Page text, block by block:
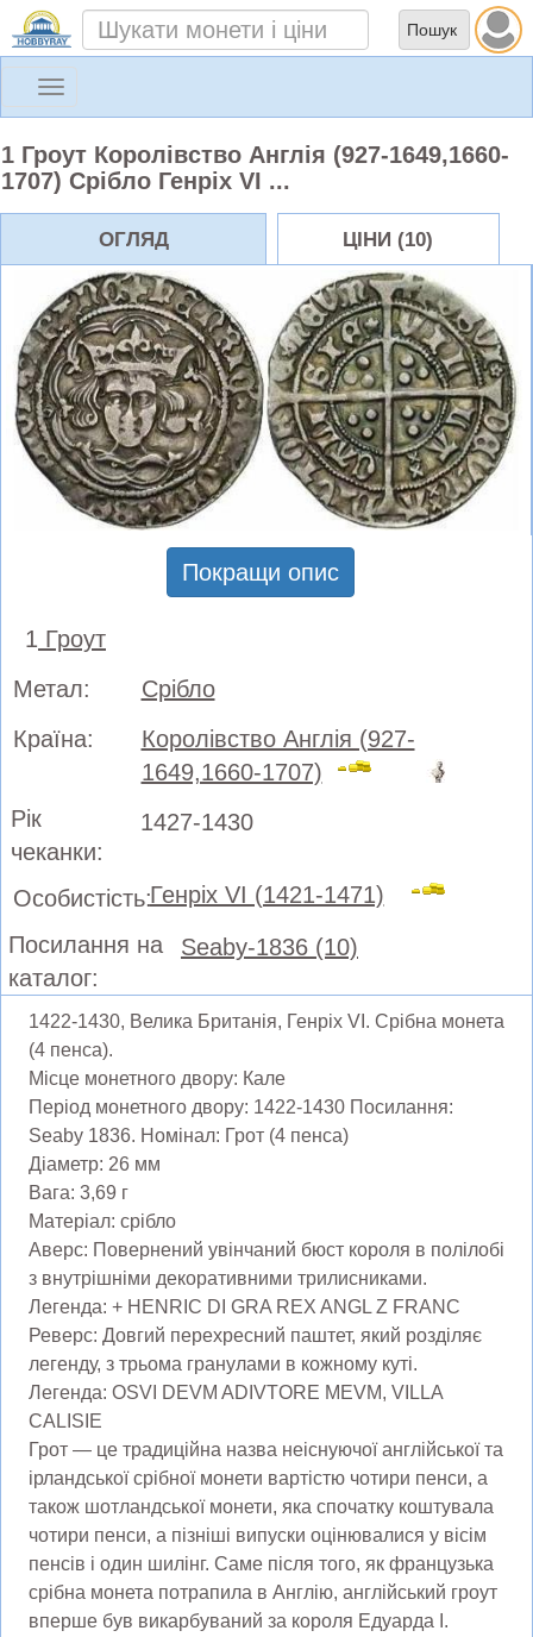
Toggle
1 Гроут Королівство Англія (927-1649,1660-
1707) Срібло Генріх VI ...
ОГЛЯД ЦІНИ (10)
Покращи опис
1 Гроут
Метал:
Срібло
Країна:
Королівство Англія (927-
1649,1660-1707)
Рік
чеканки:
1427-1430
Особистість:Генріх VI (1421-1471)
Посилання на
каталог:
Seaby-1836 (10)
1422-1430, Велика Британія, Генріх VI. Срібна монета
(4 пенса).
Місце монетного двору: Кале
Період монетного двору: 1422-1430 Посилання:
Seaby 1836. Номінал: Грот (4 пенса)
Діаметр: 26 мм
Вага: 3,69 г
Матеріал: срібло
Аверс: Повернений увінчаний бюст короля в полілобі
з внутрішніми декоративними трилисниками.
Легенда: + HENRIC DI GRA REX ANGL Z FRANC
Реверс: Довгий перехресний паштет, який розділяє
легенду, з трьома гранулами в кожному куті.
Легенда: OSVI DEVM ADIVTORE MEVM, VILLA
CALISIE
Грот — це традиційна назва неіснуючої англійської та
ірландської срібної монети вартістю чотири пенси, а
також шотландської монети, яка спочатку коштувала
чотири пенси, а пізніші випуски оцінювалися у вісім
пенсів і один шилінг. Саме після того, як французька
срібна монета потрапила в Англію, англійський гроут
вперше був викарбуваний за короля Едуарда I.